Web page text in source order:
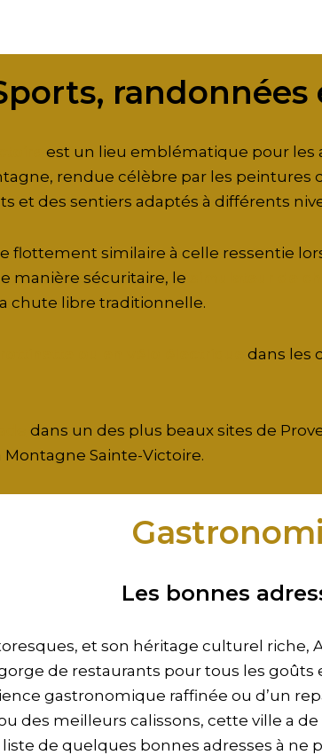
randonnées
est un lieu emblématique pour les
rendue célèbre par les peintures
et des sentiers adaptés à différents
flottement similaire à celle ressentie
manière sécuritaire, le
chute libre traditionnelle.
dans les
dans un des plus beaux sites de
Sainte-Victoire.
Les bonnes
et son héritage culturel riche,
de restaurants pour tous les goûts
gastronomique raffinée ou d’un
des meilleurs calissons, cette ville a
de quelques bonnes adresses à ne